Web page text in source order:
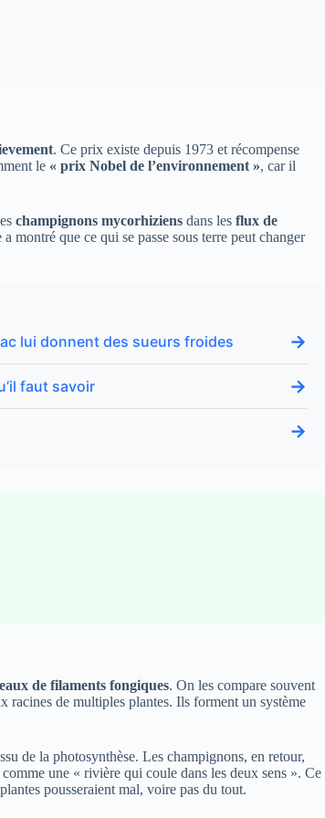
. Ce prix existe depuis 1973 et récompense
le « prix Nobel de l’environnement », car il
champignons mycorhiziens dans les flux de
a montré que ce qui se passe sous terre peut changer
lui donnent des sueurs froides →
faut savoir →
→
de filaments fongiques. On les compare souvent
racines de multiples plantes. Ils forment un système
de la photosynthèse. Les champignons, en retour,
une « rivière qui coule dans les deux sens ». Ce
pousseraient mal, voire pas du tout.